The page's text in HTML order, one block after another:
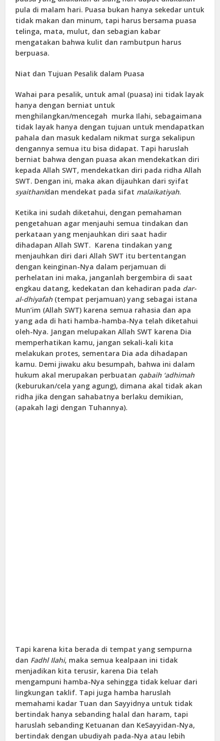
pula di malam hari. Puasa bukan hanya sekedar untuk
tidak makan dan minum, tapi harus bersama puasa
telinga, mata, mulut, dan sebagian kabar
mengatakan bahwa kulit dan rambutpun harus
berpuasa.
Niat dan Tujuan Pesalik dalam Puasa
Wahai para pesalik, untuk amal (puasa) ini tidak layak
hanya dengan berniat untuk
menghilangkan/mencegah murka Ilahi, sebagaimana
tidak layak hanya dengan tujuan untuk mendapatkan
pahala dan masuk kedalam nikmat surga sekalipun
dengannya semua itu bisa didapat. Tapi haruslah
berniat bahwa dengan puasa akan mendekatkan diri
kepada Allah SWT, mendekatkan diri pada ridha Allah
SWT. Dengan ini, maka akan dijauhkan dari syifat
syaithanidan mendekat pada sifat malaikatiyah.
Ketika ini sudah diketahui, dengan pemahaman
pengetahuan agar menjauhi semua tindakan dan
perkataan yang menjauhkan diri saat hadir
dihadapan Allah SWT. Karena tindakan yang
menjauhkan diri dari Allah SWT itu bertentangan
dengan keinginan-Nya dalam perjamuan di
perhelatan ini maka, janganlah bergembira di saat
engkau datang, kedekatan dan kehadiran pada dar-
al-dhiyafah (tempat perjamuan) yang sebagai istana
Mun’im (Allah SWT) karena semua rahasia dan apa
yang ada di hati hamba-hamba-Nya telah diketahui
oleh-Nya. Jangan melupakan Allah SWT karena Dia
memperhatikan kamu, jangan sekali-kali kita
melakukan protes, sementara Dia ada dihadapan
kamu. Demi jiwaku aku besumpah, bahwa ini dalam
hukum akal merupakan perbuatan qabaih ‘adhimah
(keburukan/cela yang agung), dimana akal tidak akan
ridha jika dengan sahabatnya berlaku demikian,
(apakah lagi dengan Tuhannya).
Tapi karena kita berada di tempat yang sempurna
dan Fadhl Ilahi, maka semua kealpaan ini tidak
menjadikan kita terusir, karena Dia telah
mengampuni hamba-Nya sehingga tidak keluar dari
lingkungan taklif. Tapi juga hamba haruslah
memahami kadar Tuan dan Sayyidnya untuk tidak
bertindak hanya sebanding halal dan haram, tapi
haruslah sebanding Ketuanan dan KeSayyidan-Nya,
bertindak dengan ubudiyah pada-Nya atau lebih